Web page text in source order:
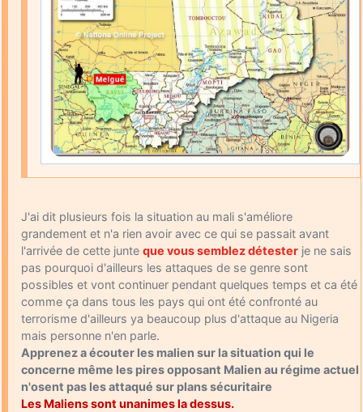
J'ai dit plusieurs fois la situation au mali s'améliore
grandement et n'a rien avoir avec ce qui se passait avant
l'arrivée de cette junte que vous semblez détester je ne sais
pas pourquoi d'ailleurs les attaques de se genre sont
possibles et vont continuer pendant quelques temps et ca été
comme ça dans tous les pays qui ont été confronté au
terrorisme d'ailleurs ya beaucoup plus d'attaque au Nigeria
mais personne n'en parle.
Apprenez a écouter les malien sur la situation qui le
concerne même les pires opposant Malien au régime actuel
n'osent pas les attaqué sur plans sécuritaire
Les Maliens sont unanimes la dessus.